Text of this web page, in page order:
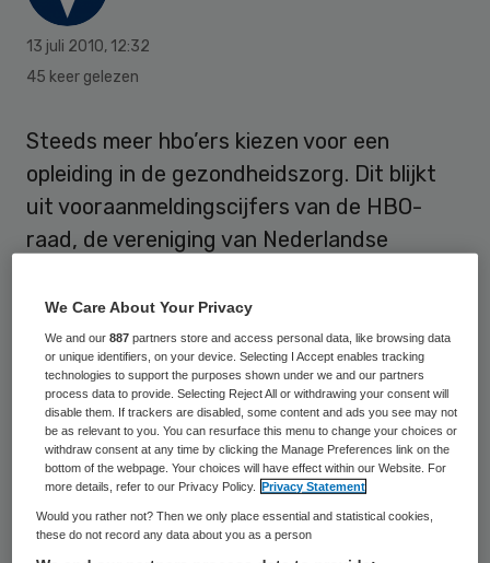
13 juli 2010, 12:32
45 keer gelezen
Steeds meer hbo’ers kiezen voor een
opleiding in de gezondheidszorg. Dit blijkt
uit vooraanmeldingscijfers van de HBO-
raad, de vereniging van Nederlandse
Aanmeldingen zorgopleidingen
stijgt flink
Het aantal aanmeldingen voor
zorgopleidingen is landelijk met 13,5 procent
gestegen. Het aantal aanmeldingen voor de
opleiding tot verpleegkundige steeg zelfs
We Care About Your Privacy
We and our887 partners store and access personal data, like browsing data
or unique identifiers, on your device. Selecting I Accept enables tracking
technologies to support the purposes shown under we and our partners
process data to provide. Selecting Reject All or withdrawing your consent will
disable them. If trackers are disabled, some content and ads you see may not
be as relevant to you. You can resurface this menu to change your choices or
withdraw consent at any time by clicking the Manage Preferences link on the
bottom of the webpage. Your choices will have effect within our Website. For
more details, refer to our Privacy Policy.
Privacy Statement
Would you rather not? Then we only place essential and statistical cookies,
these do not record any data about you as a person